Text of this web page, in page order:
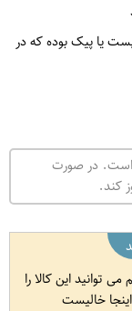
یا پیک بوده که در
است. در صورت
کند.
توانید این کالا را
اینجا خالیست